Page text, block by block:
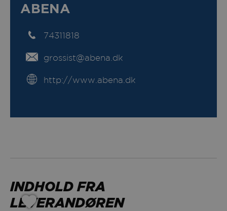
ABENA
74311818
grossist@abena.dk
http://www.abena.dk
INDHOLD FRA
LEVERANDØREN